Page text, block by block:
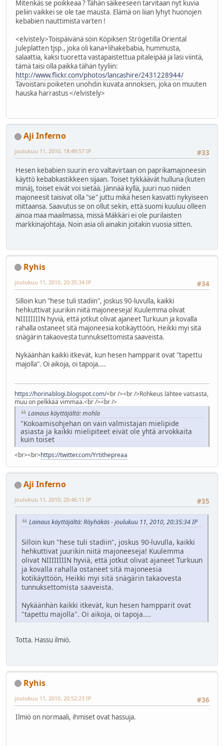
Mitenkäs se poikkeaa ? Tähän säikeeseen tarvitaan nyt kuvia
peliin vaikkei se ole tae mausta. Elämä on liian lyhyt huonojen
kebabien nauttimista varten !
<elvistely>Toispäivänä söin Köpiksen Strögetilla Oriental
Juleplatten tjsp., joka oli kana+lihakebabia, hummusta,
salaattia, kaksi tuoretta vastapaistettua pitaleipää ja lasi viintä,
tämä taisi olla paikka tähän tyyliin:
http://www.flickr.com/photos/lancashire/2431228944/
Tavoistani poiketen unohdin kuvata annoksen, joka on muuten
hauska harrastus </elvistely>
Aji Inferno
#33
joulukuu 11, 2010, 18:49:57 IP
Hesen kebabien suurin ero valtavirtaan on paprikamajoneesin
käyttö kebabkastikkeen sijaan. Toiset tykkäävät hulluna (kuten
minä), toiset eivät voi sietää. Jännää kyllä, juuri nuo niiden
majoneesit taisivat olla "se" juttu mikä hesen kasvatti nykyiseen
mittaansa. Saavutus se on ollut sekin, että suomi kuuluu olleen
ainoa maa maailmassa, missä Mäkkäri ei ole purilaisten
markkinajohtaja. Noin asia oli ainakin joitakin vuosia sitten.
Ryhis
#34
joulukuu 11, 2010, 20:35:34 IP
Silloin kun "hese tuli stadiin", joskus 90-luvulla, kaikki
hehkuttivat juurikin niitä majoneeseja! Kuulemma olivat
NIIIIIIIIN hyviä, että jotkut olivat ajaneet Turkuun ja kovalla
rahalla ostaneet sitä majoneesia kotikäyttöön, Heikki myi sitä
snägärin takaovesta tunnuksettomista saaveista.
Nykäänhän kaikki itkevät, kun hesen hampparit ovat "tapettu
majolla". Oi aikoja, oi tapoja....
https://horinablogi.blogspot.com/<br /><br />Rohkeus lähtee vatsasta,
muu on pelkkää vimmaa.<br /><br />
Lainaus käyttäjältä: mohla
"Kokoamisohjehan on vain valmistajan mielipide
asiasta ja kaikki mielipiteet eivät ole yhtä arvokkaita
kuin toiset
<br><br>https://twitter.com/Yrtithepreaa
Aji Inferno
#35
joulukuu 11, 2010, 20:46:11 IP
Lainaus käyttäjältä: Räyhäkäs - joulukuu 11, 2010, 20:35:34 IP
Silloin kun "hese tuli stadiin", joskus 90-luvulla, kaikki
hehkuttivat juurikin niitä majoneeseja! Kuulemma
olivat NIIIIIIIIN hyviä, että jotkut olivat ajaneet Turkuun
ja kovalla rahalla ostaneet sitä majoneesia
kotikäyttöön, Heikki myi sitä snägärin takaovesta
tunnuksettomista saaveista.
Nykäänhän kaikki itkevät, kun hesen hampparit ovat
"tapettu majolla". Oi aikoja, oi tapoja....
Totta. Hassu ilmiö.
Ryhis
#36
joulukuu 11, 2010, 20:52:23 IP
Ilmiö on normaali, ihmiset ovat hassuja.